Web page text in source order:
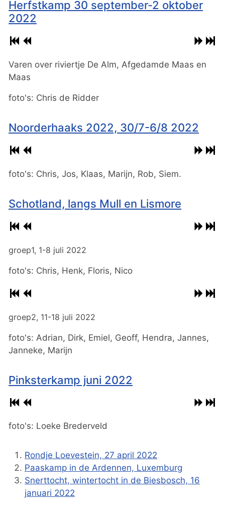
Herfstkamp 30 september-2 oktober
2022
Varen over riviertje De Alm, Afgedamde Maas en
Maas
foto's: Chris de Ridder
Noorderhaaks 2022, 30/7-6/8 2022
foto's: Chris, Jos, Klaas, Marijn, Rob, Siem.
Schotland, langs Mull en Lismore
groep1, 1-8 juli 2022
foto's: Chris, Henk, Floris, Nico
groep2, 11-18 juli 2022
foto's: Adrian, Dirk, Emiel, Geoff, Hendra, Jannes,
Janneke, Marijn
Pinksterkamp juni 2022
foto's: Loeke Brederveld
Rondje Loevestein, 27 april 2022
Paaskamp in de Ardennen, Luxemburg
Snerttocht, wintertocht in de Biesbosch, 16
januari 2022